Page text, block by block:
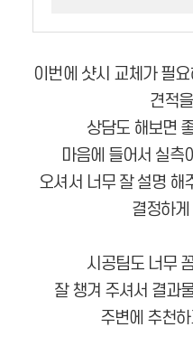
이번에 샷시 교체가 필
견적
상담도 해보면
마음에 들어서 실측
오셔서 너무 잘 설명 해
결정하
시공팀도 너무
잘 챙겨 주셔서 결과
주변에 추천